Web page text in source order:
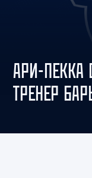
АРИ-ПЕККА
ТРЕНЕР